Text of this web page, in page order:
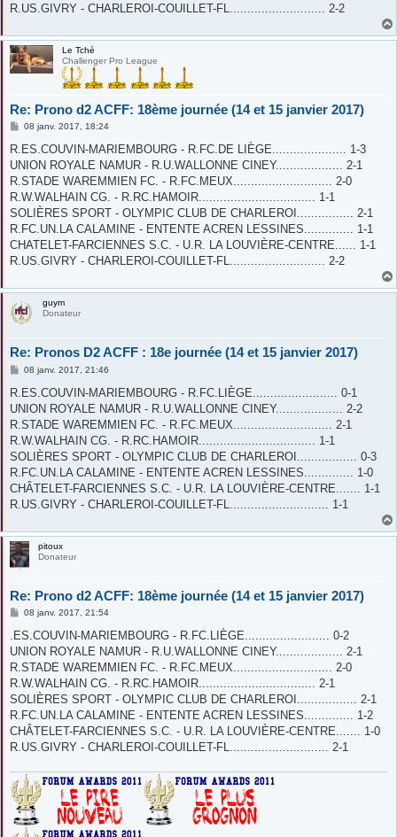
R.US.GIVRY - CHARLEROI-COUILLET-FL........................... 2-2
Le Tchè
Challenger Pro League
Re: Prono d2 ACFF: 18ème journée (14 et 15 janvier 2017)
M
s
a
g
08 janv. 2017, 18:24
R.ES.COUVIN-MARIEMBOURG - R.FC.DE LIÈGE..................... 1-3
UNION ROYALE NAMUR - R.U.WALLONNE CINEY................... 2-1
R.STADE WAREMMIEN FC. - R.FC.MEUX............................ 2-0
R.W.WALHAIN CG. - R.RC.HAMOIR................................. 1-1
SOLIÈRES SPORT - OLYMPIC CLUB DE CHARLEROI................ 2-1
R.FC.UN.LA CALAMINE - ENTENTE ACREN LESSINES.............. 1-1
CHATELET-FARCIENNES S.C. - U.R. LA LOUVIÈRE-CENTRE...... 1-1
R.US.GIVRY - CHARLEROI-COUILLET-FL........................... 2-2
guym
Donateur
Re: Pronos D2 ACFF : 18e journée (14 et 15 janvier 2017)
M
s
a
g
08 janv. 2017, 21:46
R.ES.COUVIN-MARIEMBOURG - R.FC.LIÈGE........................ 0-1
UNION ROYALE NAMUR - R.U.WALLONNE CINEY................... 2-2
R.STADE WAREMMIEN FC. - R.FC.MEUX............................ 2-1
R.W.WALHAIN CG. - R.RC.HAMOIR................................. 1-1
SOLIÈRES SPORT - OLYMPIC CLUB DE CHARLEROI................. 0-3
R.FC.UN.LA CALAMINE - ENTENTE ACREN LESSINES.............. 1-0
CHÂTELET-FARCIENNES S.C. - U.R. LA LOUVIÈRE-CENTRE....... 1-1
R.US.GIVRY - CHARLEROI-COUILLET-FL............................ 1-1
pitoux
Donateur
Re: Prono d2 ACFF: 18ème journée (14 et 15 janvier 2017)
M
s
a
g
08 janv. 2017, 21:54
.ES.COUVIN-MARIEMBOURG - R.FC.LIÈGE........................ 0-2
UNION ROYALE NAMUR - R.U.WALLONNE CINEY................... 2-1
R.STADE WAREMMIEN FC. - R.FC.MEUX............................ 2-0
R.W.WALHAIN CG. - R.RC.HAMOIR................................. 2-1
SOLIÈRES SPORT - OLYMPIC CLUB DE CHARLEROI................. 2-1
R.FC.UN.LA CALAMINE - ENTENTE ACREN LESSINES.............. 1-2
CHÂTELET-FARCIENNES S.C. - U.R. LA LOUVIÈRE-CENTRE....... 1-0
R.US.GIVRY - CHARLEROI-COUILLET-FL............................ 2-1